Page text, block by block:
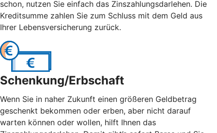
schon, nutzen Sie einfach das Zinszahlungsdarlehen. Die
Kreditsumme zahlen Sie zum Schluss mit dem Geld aus
Ihrer Lebensversicherung zurück.
Schenkung/Erbschaft
Wenn Sie in naher Zukunft einen größeren Geldbetrag
geschenkt bekommen oder erben, aber nicht darauf
warten können oder wollen, hilft Ihnen das